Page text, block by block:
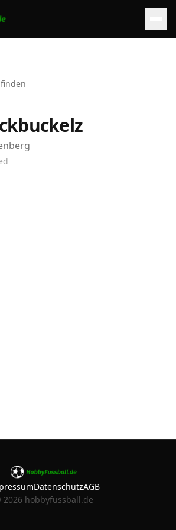
DatenschutzAGB
2026 hobbyfussball.de